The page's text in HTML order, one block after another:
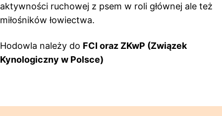
aktywności ruchowej z psem w roli głównej ale też
miłośników łowiectwa.
Hodowla należy do FCI oraz ZKwP (Związek
Kynologiczny w Polsce)